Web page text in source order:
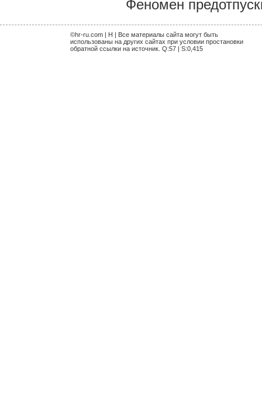
Феномен
©hr-ru.com | H | Все материалы сайта могут быть
использованы на других сайтах при условии простановки
обратной ссылки на источник. Q:57 | S:0,415